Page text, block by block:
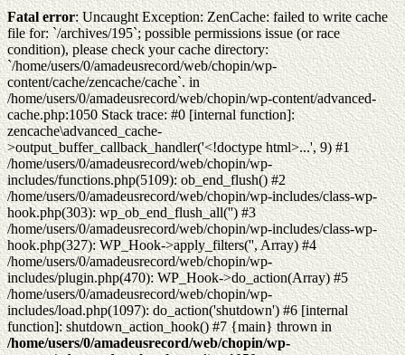
Fatal error: Uncaught Exception: ZenCache: failed to write cache
file for: `/archives/195`; possible permissions issue (or race
condition), please check your cache directory:
`/home/users/0/amadeusrecord/web/chopin/wp-
content/cache/zencache/cache`. in
/home/users/0/amadeusrecord/web/chopin/wp-content/advanced-
cache.php:1050 Stack trace: #0 [internal function]:
zencache\advanced_cache-
>output_buffer_callback_handler('<!doctype html>...', 9) #1
/home/users/0/amadeusrecord/web/chopin/wp-
includes/functions.php(5109): ob_end_flush() #2
/home/users/0/amadeusrecord/web/chopin/wp-includes/class-wp-
hook.php(303): wp_ob_end_flush_all('') #3
/home/users/0/amadeusrecord/web/chopin/wp-includes/class-wp-
hook.php(327): WP_Hook->apply_filters('', Array) #4
/home/users/0/amadeusrecord/web/chopin/wp-
includes/plugin.php(470): WP_Hook->do_action(Array) #5
/home/users/0/amadeusrecord/web/chopin/wp-
includes/load.php(1097): do_action('shutdown') #6 [internal
function]: shutdown_action_hook() #7 {main} thrown in
/home/users/0/amadeusrecord/web/chopin/wp-